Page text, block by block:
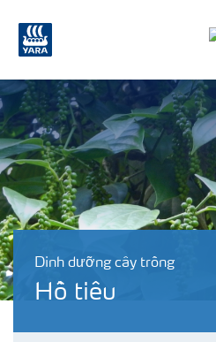
Dinh dưỡng cây trồng
Hồ tiêu